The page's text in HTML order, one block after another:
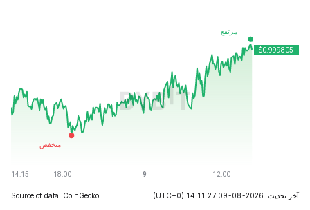
آخر تحديث: 2026-08-09 14:11:27 (UTC+0)
Source of data: CoinGecko